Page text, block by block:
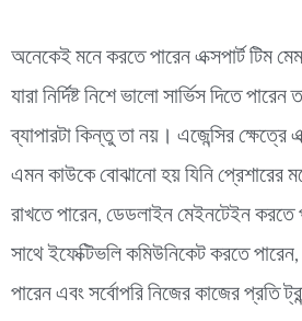
অনেকেই মনে করতে পারেন এক্সপার্ট টিম
যারা নির্দিষ্ট নিশে ভালো সার্ভিস দিতে
ব্যাপারটা কিন্তু তা নয়। এজেন্সির ক্ষেত্রে
এমন কাউকে বোঝানো হয় যিনি প্রেশারের
রাখতে পারেন, ডেডলাইন মেইনটেইন করতে
সাথে ইফেক্টিভলি কমিউনিকেট করতে
পারেন এবং সর্বোপরি নিজের কাজের প্রতি